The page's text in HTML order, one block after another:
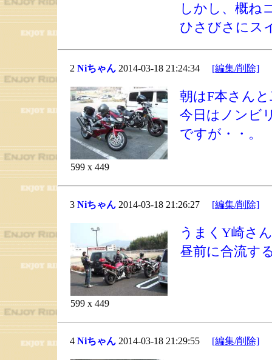
しかし、概ね
ひさびさにス
2 Niちゃん2014-03-18 21:24:34 [編集/削除]
599 x 449
朝はF本さん
今日はノンビ
ですが・・。
3 Niちゃん2014-03-18 21:26:27 [編集/削除]
599 x 449
うまくY崎さ
昼前に合流す
4 Niちゃん2014-03-18 21:29:55 [編集/削除]